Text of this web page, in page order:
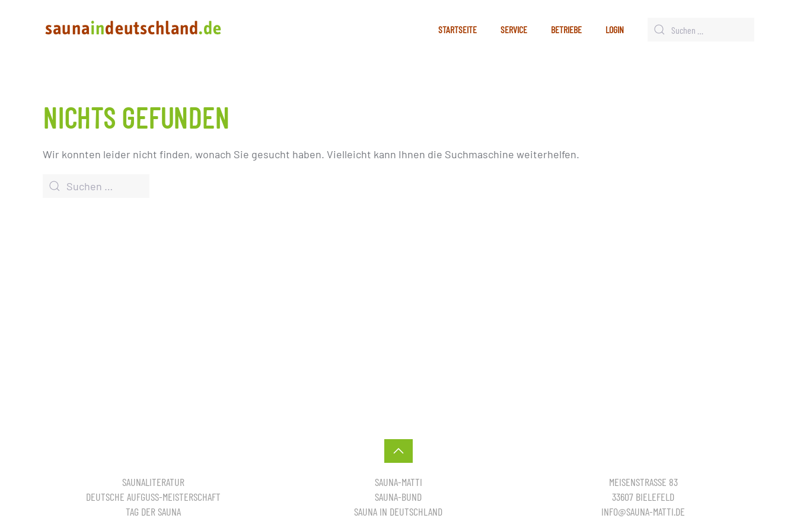
STARTSEITE SERVICE BETRIEBE LOGIN
NICHTS GEFUNDEN
Wir konnten leider nicht finden, wonach Sie gesucht haben. Vielleicht kann Ihnen die Suchmaschine weiterhelfen.
SAUNALITERATUR
DEUTSCHE AUFGUSS-MEISTERSCHAFT
TAG DER SAUNA
SAUNA-MATTI
SAUNA-BUND
SAUNA IN DEUTSCHLAND
MEISENSTRASSE 83
33607 BIELEFELD
INFO@SAUNA-MATTI.DE